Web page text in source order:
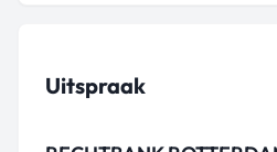
Uitspraak